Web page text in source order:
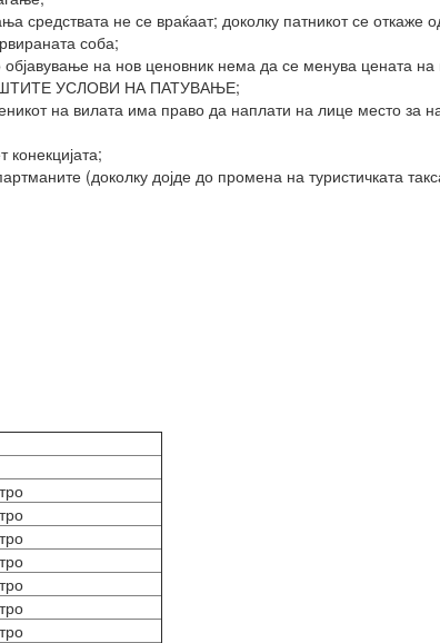
не се враќаат; доколку патникот се откаже
соба;
на нов ценовник нема да се менува цената на
ОПШТИТЕ УСЛОВИ НА ПАТУВАЊЕ;
на вилата има право да наплати на лице место за
(доколку дојде до промена на туристичката